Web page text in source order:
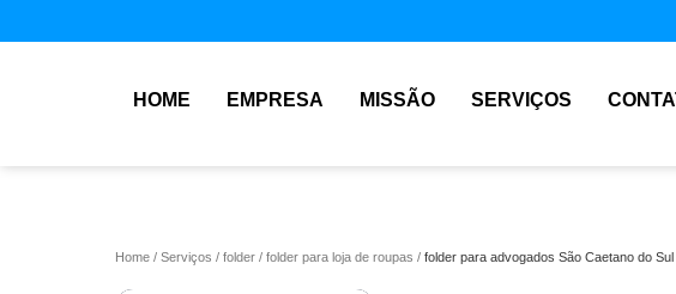
HOME EMPRESA MISSÃO SERVIÇOS
Home Serviços folder folder para loja de roupas folder para advogados São Caetano do Sul